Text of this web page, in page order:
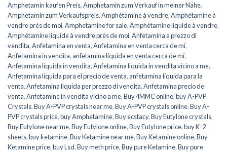
Amphetamin kaufen Preis,Amphetamin zum Verkauf in meiner Nähe,
Amphetamin zum Verkaufspreis,Amphétamine à vendre,Amphétamine à
vendre près de moi,Amphetamine for sale,Amphétamine liquide à vendre,
Amphétamine liquide à vendre près de moi,Anfetamina a prezzo di
vendita,Anfetamina en venta,Anfetamina en venta cerca de mí,
Anfetamina in vendita, anfetamina líquida en venta cerca de mí,
Anfetamina liquida in vendita,Anfetamina liquida in vendita vicino a me,
Anfetamina líquida para el precio de venta, anfetamina líquida para la
venta,Anfetamina liquida per prezzo di vendita,Anfetamina precio de
venta,Anfetamine in vendita vicino a me,Buy 4MMC online,buy A-PVP
Crystals,Buy A-PVP crystals near me,Buy A-PVP crystals online,Buy A-
PVP crystals price,buy Amphetamine,Buy ecstacy,Buy Eutylone crystals,
Buy Eutylone near me,Buy Eutylone online,Buy Eutylone price,buy K-2
sheets,buy ketamine,Buy Ketamine near me,Buy Ketamine online,Buy
Ketamine price,buy Lsd,Buy meth price,Buy pure Ketamine,Buy pure